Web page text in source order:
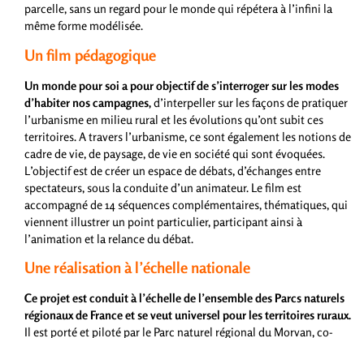
parcelle, sans un regard pour le monde qui répétera à l’infini la
même forme modélisée.
Un film pédagogique
Un monde pour soi a pour objectif de s’interroger sur les modes
d’habiter nos campagnes,d’interpeller sur les façons de pratiquer
l’urbanisme en milieu rural et les évolutions qu’ont subit ces
territoires. A travers l’urbanisme, ce sont également les notions de
cadre de vie, de paysage, de vie en société qui sont évoquées.
L’objectif est de créer un espace de débats, d’échanges entre
spectateurs, sous la conduite d’un animateur. Le film est
accompagné de 14 séquences complémentaires, thématiques, qui
viennent illustrer un point particulier, participant ainsi à
l’animation et la relance du débat.
Une réalisation à l’échelle nationale
Ce projet est conduit à l’échelle de l’ensemble des Parcs naturels
régionaux de France et se veut universel pour les territoires ruraux.
Il est porté et piloté par le Parc naturel régional du Morvan, co-